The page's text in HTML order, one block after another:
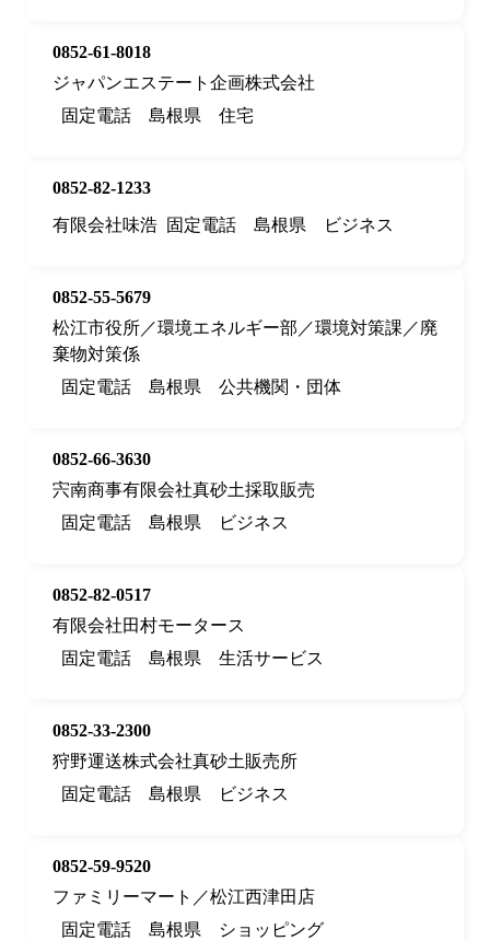
0852-61-8018
ジャパンエステート企画株式会社
固定電話
島根県 住宅
0852-82-1233
有限会社味浩 固定電話 島根県 ビジネス
0852-55-5679
松江市役所／環境エネルギー部／環境対策課／廃
棄物対策係
固定電話
島根県 公共機関・団体
0852-66-3630
宍南商事有限会社真砂土採取販売
固定電話
島根県 ビジネス
0852-82-0517
有限会社田村モータース
固定電話
島根県 生活サービス
0852-33-2300
狩野運送株式会社真砂土販売所
固定電話
島根県 ビジネス
0852-59-9520
ファミリーマート／松江西津田店
固定電話
島根県 ショッピング